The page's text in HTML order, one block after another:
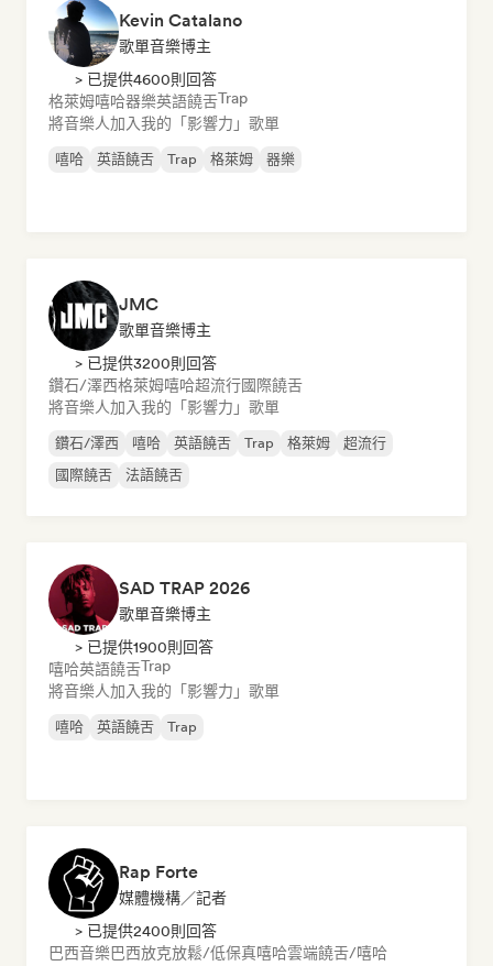
Kevin Catalano
歌單音樂博主
> 已提供4600則回答
格萊姆嘻哈器樂英語饒舌Trap
將音樂人加入我的「影響力」歌單
嘻哈 英語饒舌 Trap 格萊姆 器樂
JMC
歌單音樂博主
> 已提供3200則回答
鑽石/澤西格萊姆嘻哈超流行國際饒舌
將音樂人加入我的「影響力」歌單
鑽石/澤西 嘻哈 英語饒舌 Trap 格萊姆
超流行
國際饒舌
法語饒舌
SAD TRAP 2026
歌單音樂博主
> 已提供1900則回答
嘻哈英語饒舌Trap
將音樂人加入我的「影響力」歌單
嘻哈 英語饒舌 Trap
Rap Forte
媒體機構／記者
> 已提供2400則回答
巴西音樂巴西放克放鬆/低保真嘻哈雲端饒舌/嘻哈